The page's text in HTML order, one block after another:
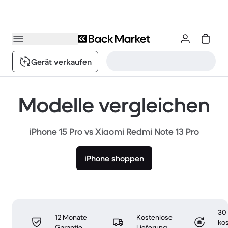
Gerät verkaufen
Modelle vergleichen
iPhone 15 Pro vs Xiaomi Redmi Note 13 Pro
iPhone shoppen
12 Monate
Kostenlose
30